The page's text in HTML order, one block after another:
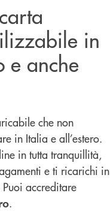
in
e anche
che non
in Italia e all’estero.
in tutta tranquillità,
e ti ricarichi in
accreditare
.